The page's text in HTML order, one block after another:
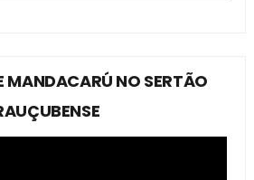
MANDACARÚ NO SERTÃO